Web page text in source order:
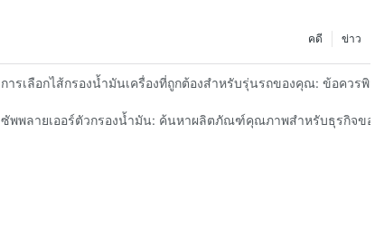
ข่าว
คดี
การเลือกไส้กรองน้ำมันเครื่องที่ถูกต้องสำหรับรุ่นรถของคุณ: ข้อควรพิ
ซัพพลายเออร์ตัวกรองน้ำมัน: ค้นหาผลิตภัณฑ์คุณภาพสำหรับธุรกิจขอ